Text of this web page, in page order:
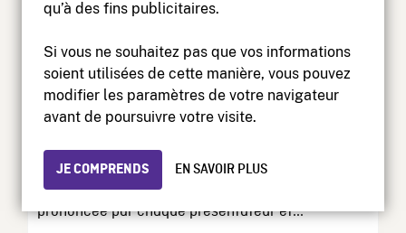
qu’à des fins publicitaires.
Si vous ne souhaitez pas que vos informations
soient utilisées de cette manière, vous pouvez
modifier les paramètres de votre navigateur
avant de poursuivre votre visite.
JE COMPRENDS EN SAVOIR PLUS
And the Oscar goes to… (Et
Cette courte phrase, devenue légendaire, est
prononcée par chaque présentateur et...